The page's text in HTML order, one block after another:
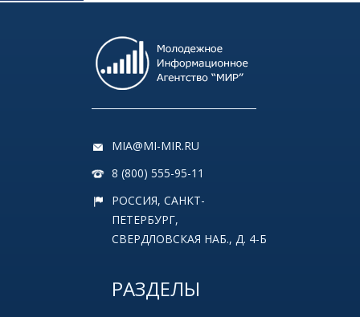
MIA@MI-MIR.RU
8 (800) 555-95-11
РОССИЯ, САНКТ-
ПЕТЕРБУРГ,
СВЕРДЛОВСКАЯ НАБ., Д. 4-Б
РАЗДЕЛЫ